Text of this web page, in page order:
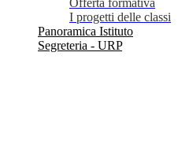
Offerta formativa
I progetti delle classi
Panoramica Istituto
Segreteria - URP